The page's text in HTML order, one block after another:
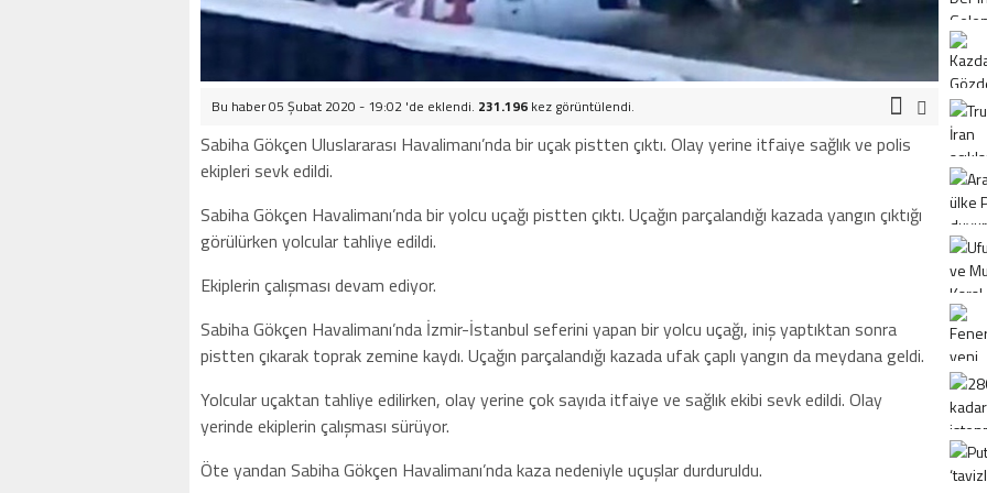
Bu haber 05 Şubat 2020 - 19:02 'de eklendi. 231.196 kez görüntülendi.
Sabiha Gökçen Uluslararası Havalimanı’nda bir uçak pistten çıktı. Olay yerine itfaiye sağlık ve polis
ekipleri sevk edildi.
Sabiha Gökçen Havalimanı’nda bir yolcu uçağı pistten çıktı. Uçağın parçalandığı kazada yangın çıktığı
görülürken yolcular tahliye edildi.
Ekiplerin çalışması devam ediyor.
Sabiha Gökçen Havalimanı’nda İzmir-İstanbul seferini yapan bir yolcu uçağı, iniş yaptıktan sonra
pistten çıkarak toprak zemine kaydı. Uçağın parçalandığı kazada ufak çaplı yangın da meydana geldi.
Yolcular uçaktan tahliye edilirken, olay yerine çok sayıda itfaiye ve sağlık ekibi sevk edildi. Olay
yerinde ekiplerin çalışması sürüyor.
Öte yandan Sabiha Gökçen Havalimanı’nda kaza nedeniyle uçuşlar durduruldu.